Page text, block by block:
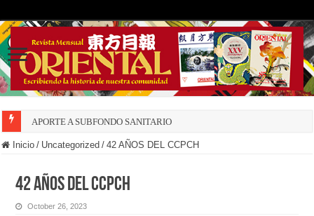
APORTE A SUBFONDO SANITARIO
Inicio / Uncategorized / 42 AÑOS DEL CCPCH
42 AÑOS DEL CCPCH
October 26, 2023